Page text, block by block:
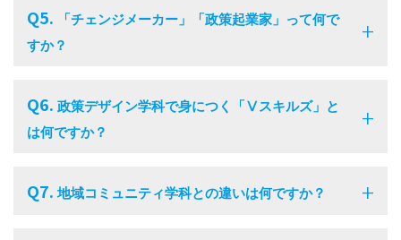
Q5. 「チェンジメーカー」「政策起業家」って何で
すか？
Q6. 政策デザイン学科で身につく「Ⅴスキルズ」と
は何ですか？
Q7.地域コミュニティ学科との違いは何ですか？